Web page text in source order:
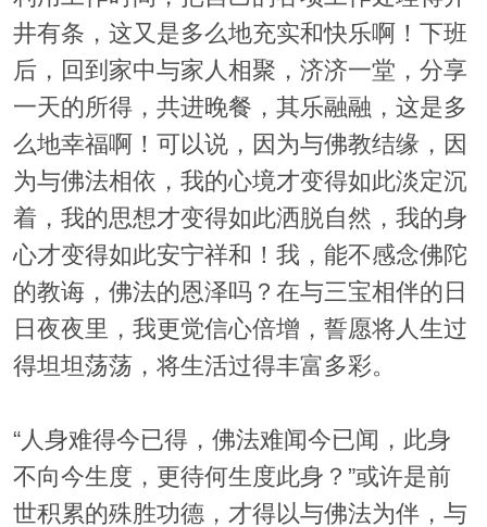
井有条，这又是多么地充实和快乐啊！下班
后，回到家中与家人相聚，济济一堂，分享
一天的所得，共进晚餐，其乐融融，这是多
么地幸福啊！可以说，因为与佛教结缘，因
为与佛法相依，我的心境才变得如此淡定沉
着，我的思想才变得如此洒脱自然，我的身
心才变得如此安宁祥和！我，能不感念佛陀
的教诲，佛法的恩泽吗？在与三宝相伴的日
日夜夜里，我更觉信心倍增，誓愿将人生过
得坦坦荡荡，将生活过得丰富多彩。
“人身难得今已得，佛法难闻今已闻，此身
不向今生度，更待何生度此身？”或许是前
世积累的殊胜功德，才得以与佛法为伴，与